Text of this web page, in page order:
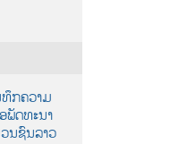
ກຄວາມ
ພັດທະນາ
ນຊົນລາວ